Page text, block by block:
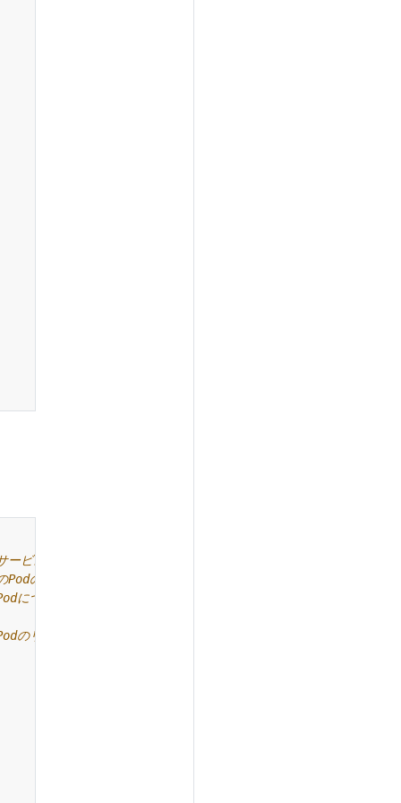
ビスのリストを表示します
のリストを表示します
についてより詳細なリストを表示します
のリストを表示します